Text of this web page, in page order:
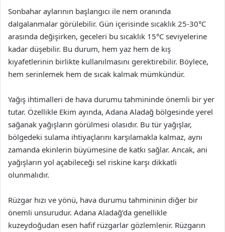
Sonbahar aylarının başlangıcı ile nem oranında
dalgalanmalar görülebilir. Gün içerisinde sıcaklık 25-30°C
arasında değişirken, geceleri bu sıcaklık 15°C seviyelerine
kadar düşebilir. Bu durum, hem yaz hem de kış
kıyafetlerinin birlikte kullanılmasını gerektirebilir. Böylece,
hem serinlemek hem de sıcak kalmak mümkündür.
Yağış ihtimalleri de hava durumu tahmininde önemli bir yer
tutar. Özellikle Ekim ayında, Adana Aladağ bölgesinde yerel
sağanak yağışların görülmesi olasıdır. Bu tür yağışlar,
bölgedeki sulama ihtiyaçlarını karşılamakla kalmaz, aynı
zamanda ekinlerin büyümesine de katkı sağlar. Ancak, ani
yağışların yol açabileceği sel riskine karşı dikkatli
olunmalıdır.
Rüzgar hızı ve yönü, hava durumu tahmininin diğer bir
önemli unsurudur. Adana Aladağ’da genellikle
kuzeydoğudan esen hafif rüzgarlar gözlemlenir. Rüzgarın